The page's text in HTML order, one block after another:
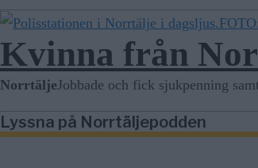
Kvinna från
NorrtäljeJobbade och fick sjukpenning
Lyssna på Norrtäljepodden